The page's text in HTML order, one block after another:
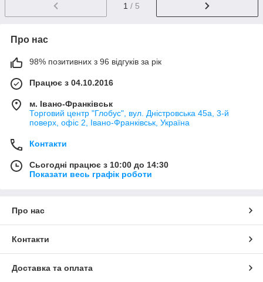
1 / 5
Про нас
98% позитивних з 96 відгуків за рік
Працює з 04.10.2016
м. Івано-Франківськ
Торговий центр "Глобус", вул. Дністровська 45а, 3-й
поверх, офіс 2, Івано-Франківськ, Україна
Контакти
Сьогодні працює з 10:00 до 14:30
Показати весь графік роботи
Про нас
Контакти
Доставка та оплата